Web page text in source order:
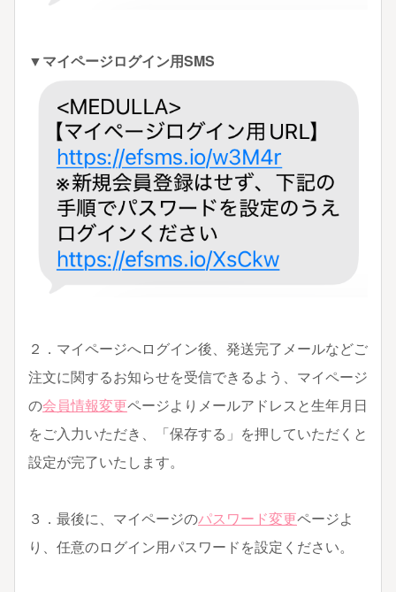
▼マイページログイン用SMS
２．マイページへログイン後、発送完了メールなどご
注文に関するお知らせを受信できるよう、マイページ
の会員情報変更ページよりメールアドレスと生年月日
をご入力いただき、「保存する」を押していただくと
設定が完了いたします。
３．最後に、マイページのパスワード変更ページよ
り、任意のログイン用パスワードを設定ください。